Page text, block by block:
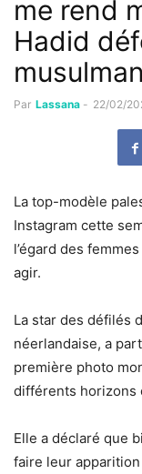
me rend
Hadid
Par Lassana - 22/02/
La top-modèle
Instagram cette
l’égard des
agir.
La star des défilés
néerlandaise, a
première photo
différents horizons
Elle a déclaré que
faire leur